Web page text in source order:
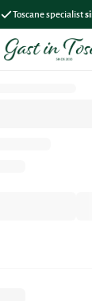
Toscane specialist